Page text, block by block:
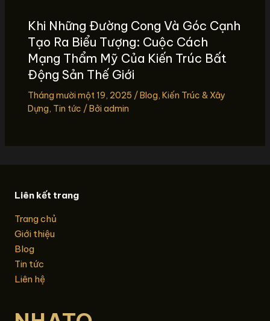
Khi Những Đường Cong Và Góc Cạnh
Tạo Ra Biểu Tượng: Cuộc Cách
Mạng Thẩm Mỹ Của Kiến Trúc Bất
Động Sản Thế Giới
Tháng mười một 19, 2025 /Blog, Kiến Trúc & Xây
Dựng, Tin tức / Bởi admin
Liên kết trang
Trang chủ
Giới thiệu
Blog
Tin tức
Liên hệ